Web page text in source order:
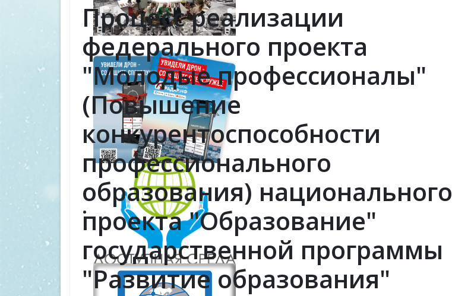
Процесс реализации
федерального проекта
"Молодые профессионалы"
(Повышение
конкурентоспособности
профессионального
образования) национального
проекта "Образование"
государственной программы
"Развитие образования"